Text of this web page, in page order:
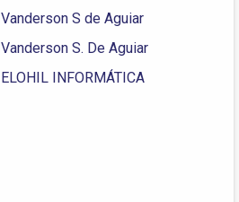
Vanderson S de Aguiar
Vanderson S. De Aguiar
ELOHIL INFORMÁTICA